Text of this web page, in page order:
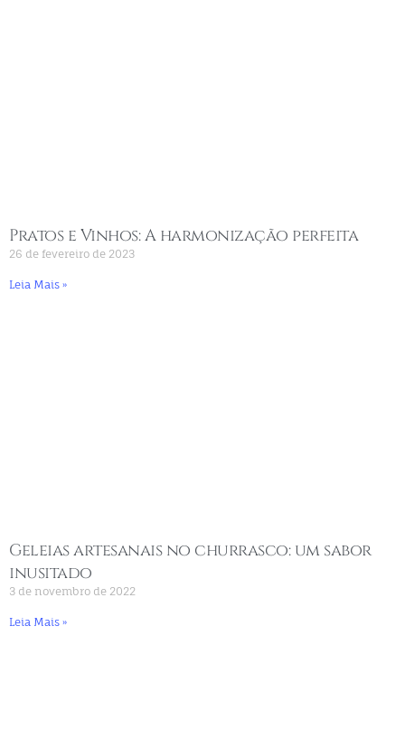
Pratos e Vinhos: A harmonização perfeita
26 de fevereiro de 2023
Leia Mais »
Geleias artesanais no churrasco: um sabor
inusitado
3 de novembro de 2022
Leia Mais »